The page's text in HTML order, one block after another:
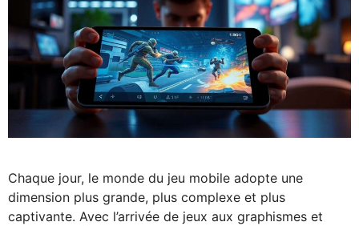
Chaque jour, le monde du jeu mobile adopte une
dimension plus grande, plus complexe et plus
captivante. Avec l’arrivée de jeux aux graphismes et